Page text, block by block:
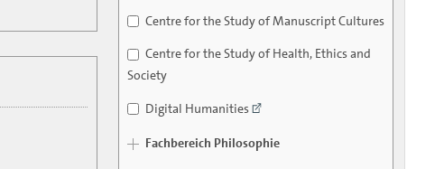
Centre for the Study of Manuscript Cultures
Centre for the Study of Health, Ethics and
Society
Digital Humanities
Fachbereich Philosophie